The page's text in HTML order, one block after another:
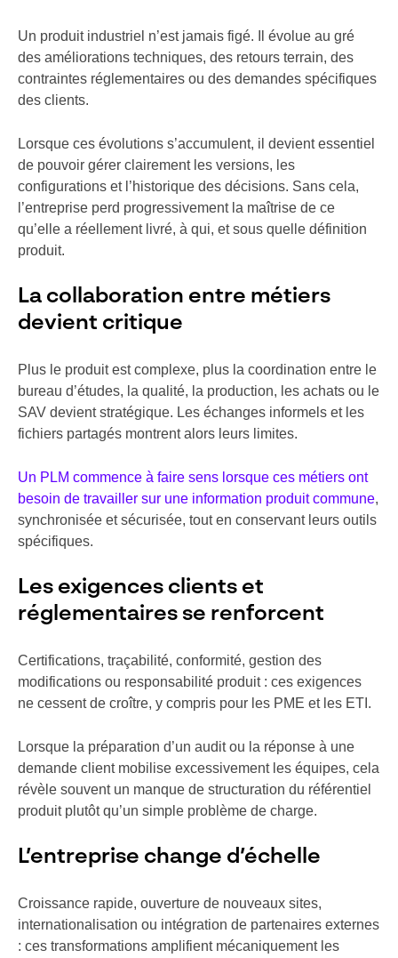
Un produit industriel n’est jamais figé. Il évolue au gré
des améliorations techniques, des retours terrain, des
contraintes réglementaires ou des demandes spécifiques
des clients.
Lorsque ces évolutions s’accumulent, il devient essentiel
de pouvoir gérer clairement les versions, les
configurations et l’historique des décisions. Sans cela,
l’entreprise perd progressivement la maîtrise de ce
qu’elle a réellement livré, à qui, et sous quelle définition
produit.
La collaboration entre métiers
devient critique
Plus le produit est complexe, plus la coordination entre le
bureau d’études, la qualité, la production, les achats ou le
SAV devient stratégique. Les échanges informels et les
fichiers partagés montrent alors leurs limites.
Un PLM commence à faire sens lorsque ces métiers ont
besoin de travailler sur une information produit commune,
synchronisée et sécurisée, tout en conservant leurs outils
spécifiques.
Les exigences clients et
réglementaires se renforcent
Certifications, traçabilité, conformité, gestion des
modifications ou responsabilité produit : ces exigences
ne cessent de croître, y compris pour les PME et les ETI.
Lorsque la préparation d’un audit ou la réponse à une
demande client mobilise excessivement les équipes, cela
révèle souvent un manque de structuration du référentiel
produit plutôt qu’un simple problème de charge.
L’entreprise change d’échelle
Croissance rapide, ouverture de nouveaux sites,
internationalisation ou intégration de partenaires externes
: ces transformations amplifient mécaniquement les